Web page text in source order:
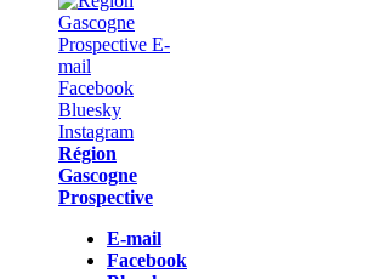
Région
Gascogne
Prospective
E-mail
Facebook